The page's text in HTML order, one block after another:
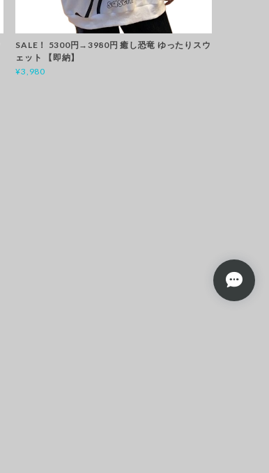
SALE！ 5300円→3980円 癒し恐竜 ゆったりスウ
ェット 【即納】
¥3,980